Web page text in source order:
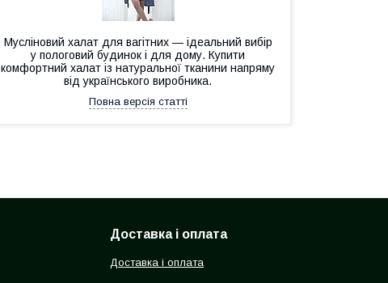
Мусліновий халат для вагітних — ідеальний вибір
у пологовий будинок і для дому. Купити
комфортний халат із натуральної тканини напряму
від українського виробника.
Повна версія статті
Доставка і оплата
Доставка і оплата